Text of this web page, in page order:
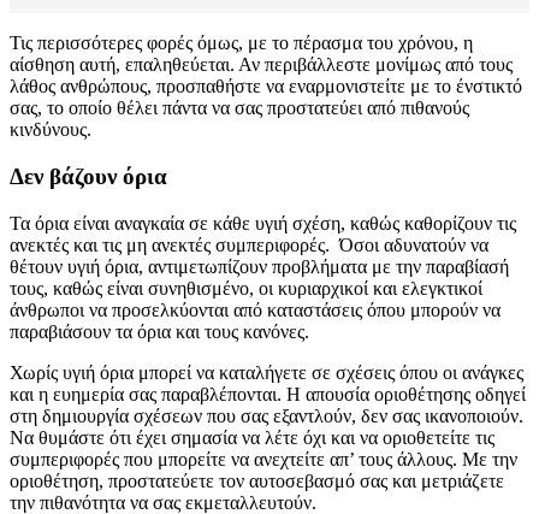
Τις περισσότερες φορές όμως, με το πέρασμα του χρόνου, η
αίσθηση αυτή, επαληθεύεται. Αν περιβάλλεστε μονίμως από τους
λάθος ανθρώπους, προσπαθήστε να εναρμονιστείτε με το ένστικτό
σας, το οποίο θέλει πάντα να σας προστατεύει από πιθανούς
κινδύνους.
Δεν βάζουν όρια
Τα όρια είναι αναγκαία σε κάθε υγιή σχέση, καθώς καθορίζουν τις
ανεκτές και τις μη ανεκτές συμπεριφορές. Όσοι αδυνατούν να
θέτουν υγιή όρια, αντιμετωπίζουν προβλήματα με την παραβίασή
τους, καθώς είναι συνηθισμένο, οι κυριαρχικοί και ελεγκτικοί
άνθρωποι να προσελκύονται από καταστάσεις όπου μπορούν να
παραβιάσουν τα όρια και τους κανόνες.
Χωρίς υγιή όρια μπορεί να καταλήγετε σε σχέσεις όπου οι ανάγκες
και η ευημερία σας παραβλέπονται. Η απουσία οριοθέτησης οδηγεί
στη δημιουργία σχέσεων που σας εξαντλούν, δεν σας ικανοποιούν.
Να θυμάστε ότι έχει σημασία να λέτε όχι και να οριοθετείτε τις
συμπεριφορές που μπορείτε να ανεχτείτε απ’ τους άλλους. Με την
οριοθέτηση, προστατεύετε τον αυτοσεβασμό σας και μετριάζετε
την πιθανότητα να σας εκμεταλλευτούν.